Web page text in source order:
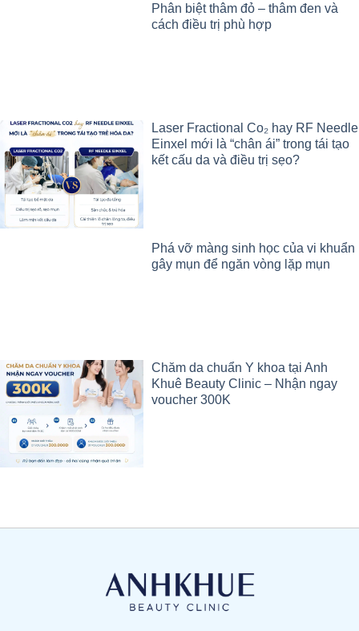
Phân biệt thâm đỏ – thâm đen và
cách điều trị phù hợp
Laser Fractional Co₂ hay RF Needle
Einxel mới là “chân ái” trong tái tạo
kết cấu da và điều trị sẹo?
Phá vỡ màng sinh học của vi khuẩn
gây mụn để ngăn vòng lặp mụn
Chăm da chuẩn Y khoa tại Anh
Khuê Beauty Clinic – Nhận ngay
voucher 300K